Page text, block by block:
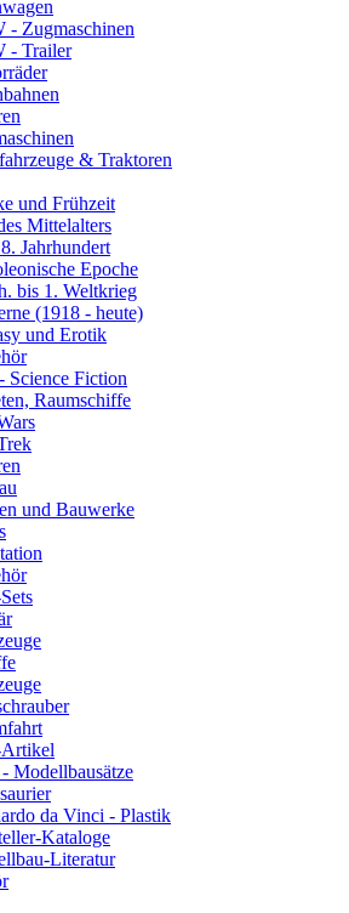
- Zugmaschinen
- Trailer
& Traktoren
und Frühzeit
Mittelalters
Jahrhundert
Epoche
bis 1. Weltkrieg
(1918 - heute)
und Erotik
Science Fiction
Raumschiffe
und Bauwerke
Modellbausätze
da Vinci - Plastik
Kataloge
Literatur